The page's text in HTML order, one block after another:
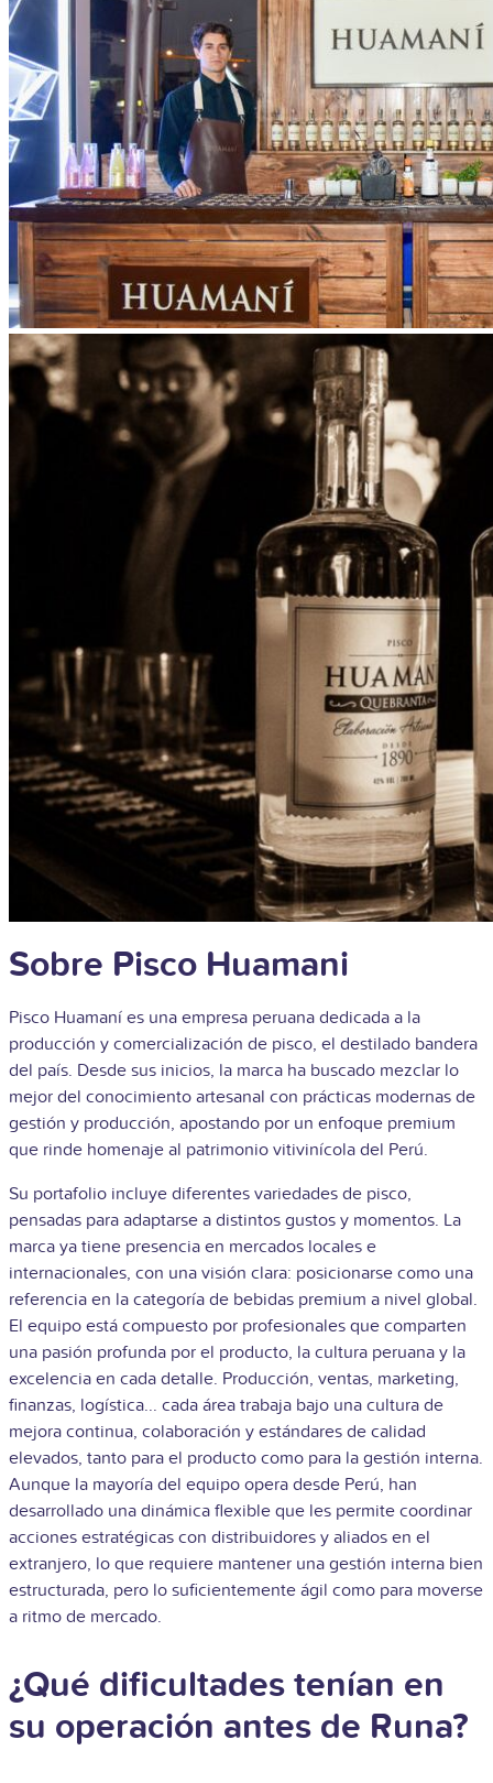
Sobre Pisco Huamani
Pisco Huamaní es una empresa peruana dedicada a la
producción y comercialización de pisco, el destilado bandera
del país. Desde sus inicios, la marca ha buscado mezclar lo
mejor del conocimiento artesanal con prácticas modernas de
gestión y producción, apostando por un enfoque premium
que rinde homenaje al patrimonio vitivinícola del Perú.
Su portafolio incluye diferentes variedades de pisco,
pensadas para adaptarse a distintos gustos y momentos. La
marca ya tiene presencia en mercados locales e
internacionales, con una visión clara: posicionarse como una
referencia en la categoría de bebidas premium a nivel global.
El equipo está compuesto por profesionales que comparten
una pasión profunda por el producto, la cultura peruana y la
excelencia en cada detalle. Producción, ventas, marketing,
finanzas, logística... cada área trabaja bajo una cultura de
mejora continua, colaboración y estándares de calidad
elevados, tanto para el producto como para la gestión interna.
Aunque la mayoría del equipo opera desde Perú, han
desarrollado una dinámica flexible que les permite coordinar
acciones estratégicas con distribuidores y aliados en el
extranjero, lo que requiere mantener una gestión interna bien
estructurada, pero lo suficientemente ágil como para moverse
a ritmo de mercado.
¿Qué dificultades tenían en
su operación antes de Runa?